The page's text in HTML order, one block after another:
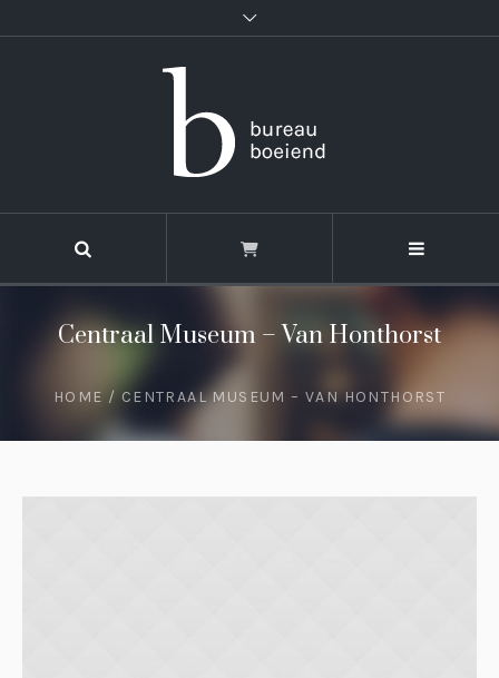
Centraal Museum – Van Honthorst
HOME / CENTRAAL MUSEUM – VAN HONTHORST